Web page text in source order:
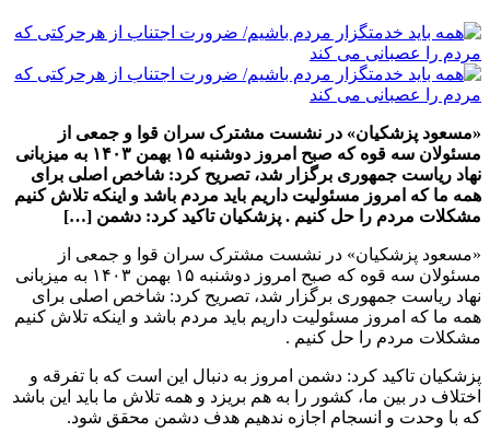
«مسعود پزشکیان» در نشست مشترک سران قوا و جمعی از
مسئولان سه قوه که صبح امروز دوشنبه ۱۵ بهمن ۱۴۰۳ به میزبانی
نهاد ریاست جمهوری برگزار شد، تصریح کرد: شاخص اصلی برای
همه ما که امروز مسئولیت داریم باید مردم باشد و اینکه تلاش کنیم
مشکلات مردم را حل کنیم . پزشکیان تاکید کرد: دشمن […]
«مسعود پزشکیان» در نشست مشترک سران قوا و جمعی از
مسئولان سه قوه که صبح امروز دوشنبه ۱۵ بهمن ۱۴۰۳ به میزبانی
نهاد ریاست جمهوری برگزار شد، تصریح کرد: شاخص اصلی برای
همه ما که امروز مسئولیت داریم باید مردم باشد و اینکه تلاش کنیم
مشکلات مردم را حل کنیم .
پزشکیان تاکید کرد: دشمن امروز به دنبال این است که با تفرقه و
اختلاف در بین ما، کشور را به هم بریزد و همه تلاش ما باید این باشد
که با وحدت و انسجام اجازه ندهیم هدف دشمن محقق شود.